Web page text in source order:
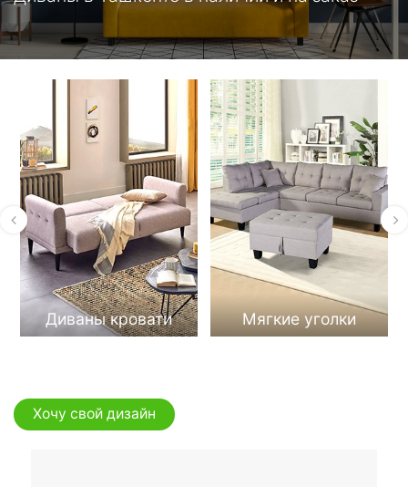
Диваны кровати Мягкие уголки
Хочу свой дизайн